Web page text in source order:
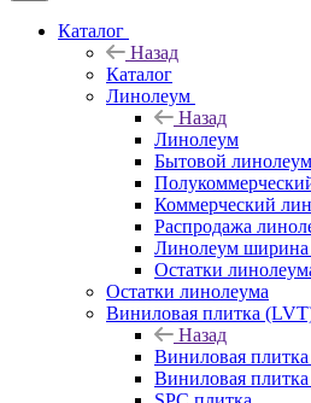
Каталог
Назад
Каталог
Линолеум
Назад
Линолеум
Бытовой линолеум
Коммерческий
Распродажа
Линолеум
Остатки
Остатки линолеума
Виниловая плитка
Назад
Виниловая
Виниловая